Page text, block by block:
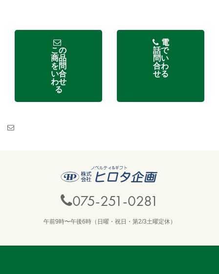
この
商品
を問
い合
わせ
る
電
話で
問い
合わ
せる
075-251-0281
午前9時〜午後6時（日曜・祝日・第2/3土曜定休）